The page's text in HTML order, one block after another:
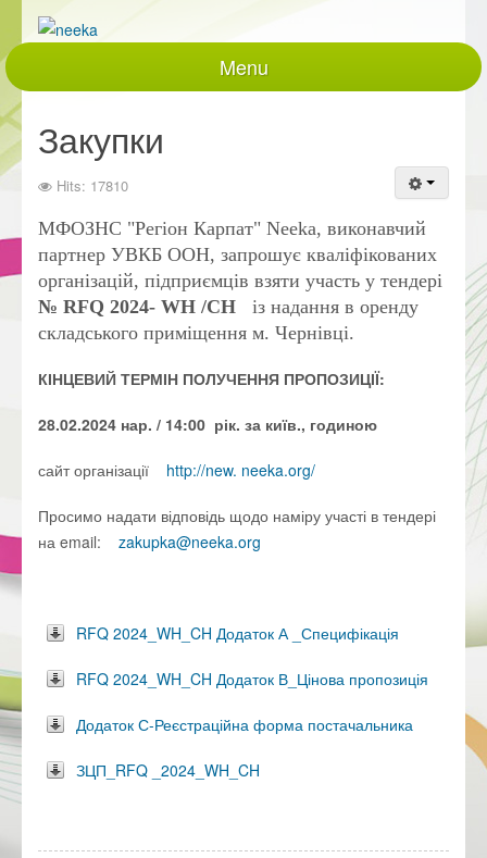
Menu
Про нас
Проекти, що діють
Реалізовані проекти
Закупівлі
документація
Контакти
Партнери
Закупки
Hits: 17810
МФОЗНС "Регіон Карпат" Neeka, виконавчий
партнер УВКБ ООН, запрошує кваліфікованих
організацій, підприємців взяти участь у тендері
№ RFQ 2024- WH /CH із надання в оренду
складського приміщення м. Чернівці.
КІНЦЕВИЙ ТЕРМІН ПОЛУЧЕННЯ ПРОПОЗИЦІЇ:
28.02.2024 нар. / 14:00 рік. за київ., годиною
сайт організації http://new. neeka.org/
Просимо надати відповідь щодо наміру участі в тендері
на email: zakupka@neeka.org
RFQ 2024_WH_CH Додаток А _Специфікація
RFQ 2024_WH_CH Додаток В_Цінова пропозиція
Додаток С-Реєстраційна форма постачальника
ЗЦП_RFQ _2024_WH_CH